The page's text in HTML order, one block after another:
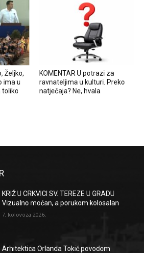
Željko,
ima u
toliko
KOMENTAR U potrazi za
ravnateljima u kulturi. Preko
natječaja? Ne, hvala
KRIŽ U CRKVICI SV. TEREZE U GRADU
Vizualno moćan, a porukom kolosalan
7. kolovoza 2026.
Arhitektica Orlanda Tokić povodom